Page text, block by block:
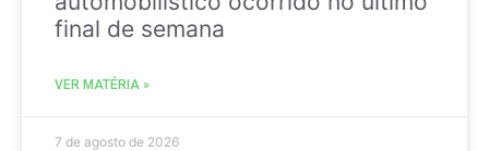
final de semana
VER MATÉRIA »
7 de agosto de 2026